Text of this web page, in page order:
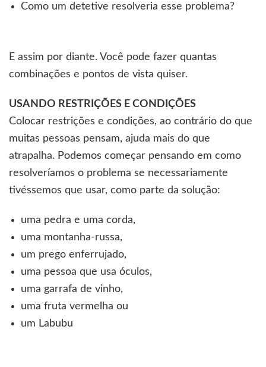
Como um detetive resolveria esse problema?
E assim por diante. Você pode fazer quantas
combinações e pontos de vista quiser.
USANDO RESTRIÇÕES E CONDIÇÕES
Colocar restrições e condições, ao contrário do que
muitas pessoas pensam, ajuda mais do que
atrapalha. Podemos começar pensando em como
resolveríamos o problema se necessariamente
tivéssemos que usar, como parte da solução:
uma pedra e uma corda,
uma montanha-russa,
um prego enferrujado,
uma pessoa que usa óculos,
uma garrafa de vinho,
uma fruta vermelha ou
um Labubu